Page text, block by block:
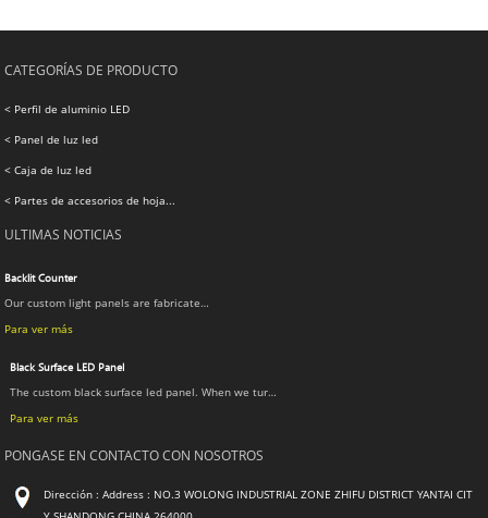
CATEGORÍAS DE PRODUCTO
< Perfil de aluminio LED
< Panel de luz led
< Caja de luz led
< Partes de accesorios de hoja...
ULTIMAS NOTICIAS
Backlit Counter
Our custom light panels are fabricate…
Para ver más
Black Surface LED Panel
The custom black surface led panel. When we tur…
Para ver más
PONGASE EN CONTACTO CON NOSOTROS
Dirección : Address : NO.3 WOLONG INDUSTRIAL ZONE ZHIFU DISTRICT YANTAI CIT